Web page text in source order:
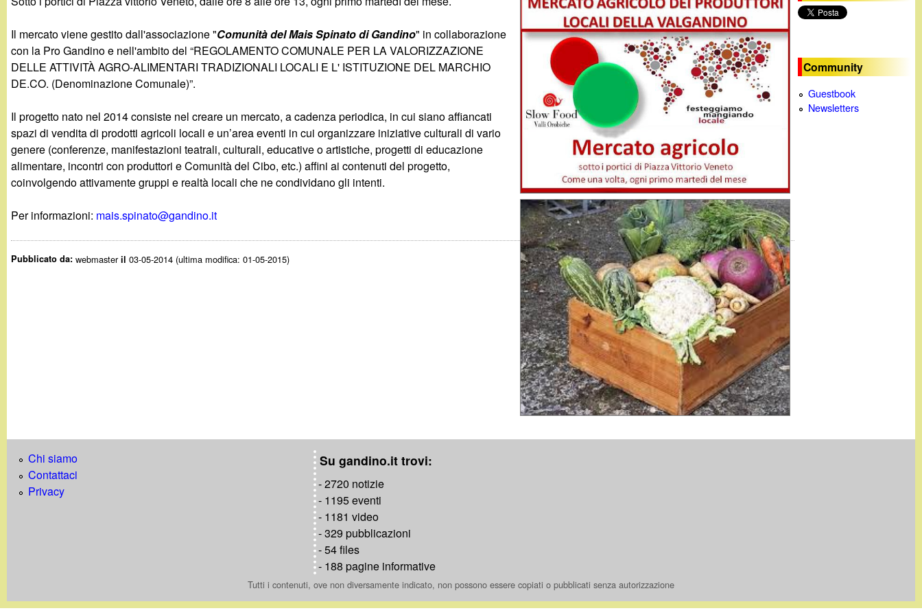
a
n
d
i
n
o
.
c
a
Il mercato viene gestito dall'associazione "Comunità del Mais Spinato di Gandino" in collaborazione
con la Pro Gandino e nell'ambito del “REGOLAMENTO COMUNALE PER LA VALORIZZAZIONE
DELLE ATTIVITÀ AGRO-ALIMENTARI TRADIZIONALI LOCALI E L' ISTITUZIONE DEL MARCHIO
DE.CO. (Denominazione Comunale)”.
Il progetto nato nel 2014 consiste nel creare un mercato, a cadenza periodica, in cui siano affiancati
spazi di vendita di prodotti agricoli locali e un’area eventi in cui organizzare iniziative culturali di vario
genere (conferenze, manifestazioni teatrali, culturali, educative o artistiche, progetti di educazione
alimentare, incontri con produttori e Comunità del Cibo, etc.) affini ai contenuti del progetto,
coinvolgendo attivamente gruppi e realtà locali che ne condividano gli intenti.
Per informazioni: mais.spinato@gandino.it
Pubblicato da:webmasteril 03-05-2014 (ultima modifica: 01-05-2015)
Community
Guestbook
Newsletters
Chi siamo
Contattaci
Privacy
Su gandino.it trovi:
- 2720 notizie
- 1195 eventi
- 1181 video
- 329 pubblicazioni
- 54 files
- 188 pagine informative
Tutti i contenuti, ove non diversamente indicato, non possono essere copiati o pubblicati senza autorizzazione